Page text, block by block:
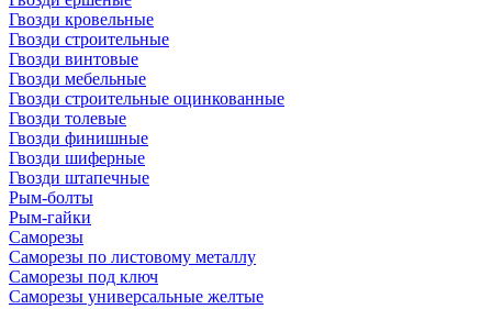
Гвозди кровельные
Гвозди строительные
Гвозди винтовые
Гвозди мебельные
Гвозди строительные оцинкованные
Гвозди толевые
Гвозди финишные
Гвозди шиферные
Гвозди штапечные
Рым-болты
Рым-гайки
Саморезы
Саморезы по листовому металлу
Саморезы под ключ
Саморезы универсальные желтые